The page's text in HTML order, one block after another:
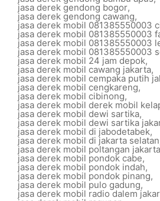
jasa derek gendong bogor,
jasa derek gendong cawang,
jasa derek mobil 081385550003
jasa derek mobil 081385550003
jasa derek mobil 081385550003
jasa derek mobil 081385550003
jasa derek mobil 24 jam depok,
jasa derek mobil cawang jakarta,
jasa derek mobil cempaka putih
jasa derek mobil cengkareng,
jasa derek mobil cibinong,
jasa derek mobil derek mobil
jasa derek mobil dewi sartika,
jasa derek mobil dewi sartika
jasa derek mobil di jabodetabek,
jasa derek mobil di jakarta selatan
jasa derek mobil poltangan
jasa derek mobil pondok cabe,
jasa derek mobil pondok indah,
jasa derek mobil pondok pinang,
jasa derek mobil pulo gadung,
jasa derek mobil radio dalem